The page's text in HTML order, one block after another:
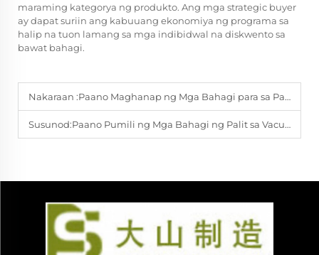
maraming kategorya ng produkto. Ang mga strategic buyer
ay dapat suriin ang kabuuang ekonomiya ng programa sa
halip na tuon lamang sa mga indibidwal na diskwento sa
bawat bahagi.
Nakaraan :Paano Maghanap ng Mga Bahagi para sa Palitan ng Vacuum para sa Iba't Ibang Aplikasyon sa Merkado
Susunod:Paano Pumili ng Mga Bahagi ng Palit sa Vacuum na Nagsisiguro ng Matagalang Katiyakan